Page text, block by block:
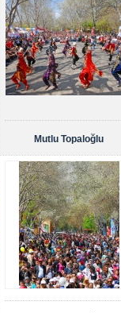
Mutlu Topaloğlu